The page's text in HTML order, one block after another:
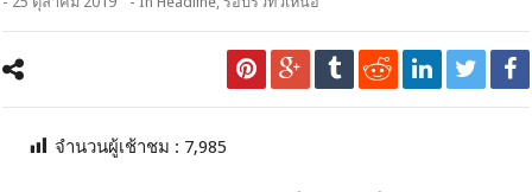
จำนวนผู้เช้าชม : 7,985